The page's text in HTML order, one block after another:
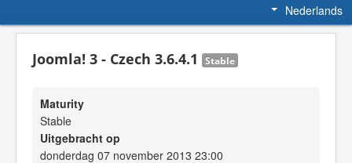
Nederlands
Joomla! 3 - Czech 3.6.4.1 Stable
Maturity
Stable
Uitgebracht op
donderdag 07 november 2013 23:00